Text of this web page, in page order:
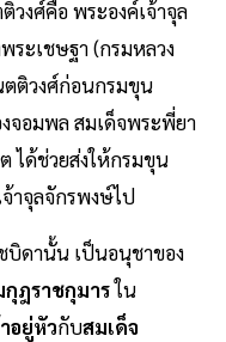
งศ์คือ พระองค์เจ้าจุล
ระเชษฐา (กรมหลวง
ติวงศ์ก่อนกรมขุน
จอมพล สมเด็จพระพี่ยา
ได้ช่วยส่งให้กรมขุน
าจุลจักรพงษ์ไป
บิดานั้น เป็นอนุชาของ
ฎราชกุมารใน
อยู่หัวกับสมเด็จ